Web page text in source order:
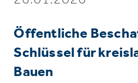
Öffentliche
Schlüssel für
Bauen